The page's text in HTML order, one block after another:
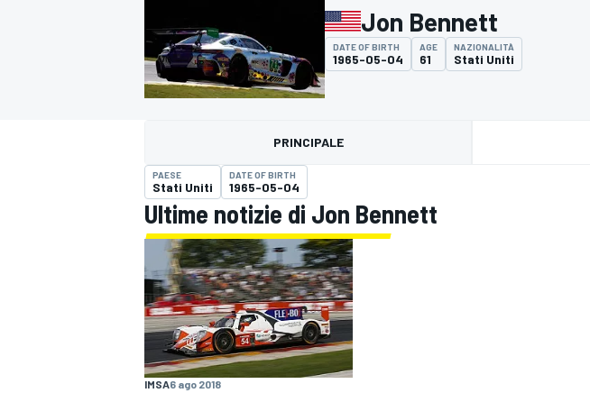
MOTOGP WEC
WRC
Jon Bennett
DATE OF BIRTH
1965-05-04
AGE
61
NAZIONALITÀ
Stati Uniti
PRINCIPALE
PAESE
Stati Uniti
DATE OF BIRTH
1965-05-04
Ultime notizie di Jon Bennett
IMSA6 ago 2018